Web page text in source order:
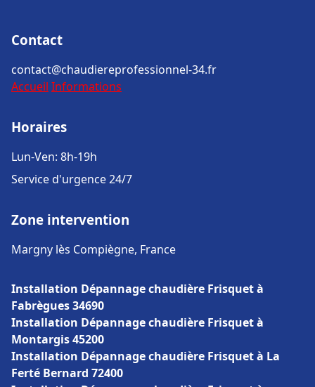
Contact
contact@chaudiereprofessionnel-34.fr
Accueil Informations
Horaires
Lun-Ven: 8h-19h
Service d'urgence 24/7
Zone intervention
Margny lès Compiègne, France
Installation Dépannage chaudière Frisquet à
Fabrègues 34690
Installation Dépannage chaudière Frisquet à
Montargis 45200
Installation Dépannage chaudière Frisquet à La
Ferté Bernard 72400